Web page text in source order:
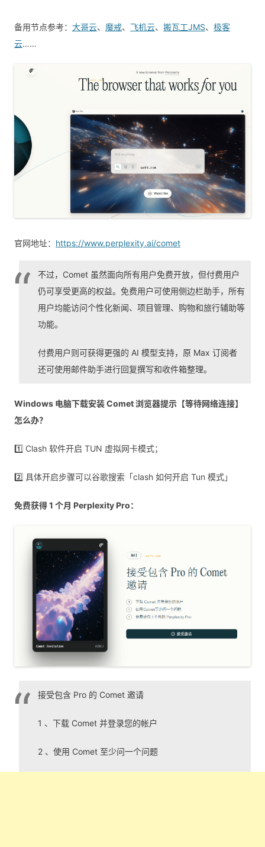
备用节点参考： 大哥云、 魔戒、 飞机云、 搬瓦工JMS、 极客
云……
官网地址： https://www.perplexity.ai/comet
不过，Comet 虽然面向所有用户免费开放，但付费用户
仍可享受更高的权益。免费用户可使用侧边栏助手，所有
用户均能访问个性化新闻、项目管理、购物和旅行辅助等
功能。
付费用户则可获得更强的 AI 模型支持，原 Max 订阅者
还可使用邮件助手进行回复撰写和收件箱整理。
Windows 电脑下载安装 Comet 浏览器提示【等待网络连接】
怎么办？
1️⃣ Clash 软件开启 TUN 虚拟网卡模式；
2️⃣ 具体开启步骤可以谷歌搜索「clash 如何开启 Tun 模式」
免费获得 1 个月 Perplexity Pro：
接受包含 Pro 的 Comet 邀请
1 、下载 Comet 并登录您的帐户
2 、使用 Comet 至少问一个问题